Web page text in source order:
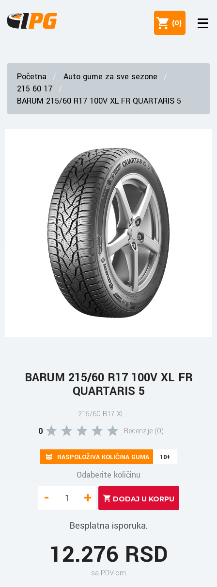
(0)
Početna
Auto gume za sve sezone
215 60 17
BARUM 215/60 R17 100V XL FR QUARTARIS 5
BARUM 215/60 R17 100V XL FR
QUARTARIS 5
215/60 R17 XL
0 Recenzije (0)
RASPOLOŽIVA KOLIČINA GUMA 10+
Odaberite količinu
- +
Besplatna isporuka.
12.276 RSD
sa PDV-om